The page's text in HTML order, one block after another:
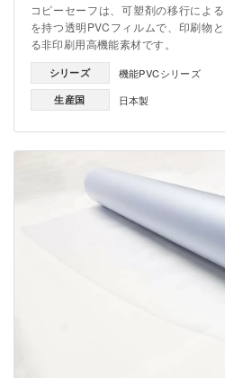
コピーセーフは、可塑剤の移行によ
を持つ透明PVCフィルムで、印刷物
る非印刷用高機能素材です。
シリーズ 機能PVCシリーズ
生産国 日本製